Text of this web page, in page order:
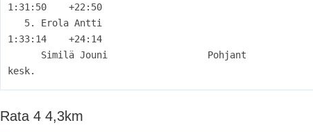
1:31:50    +22:50
1:33:14    +24:14
Rata 4 4,3km